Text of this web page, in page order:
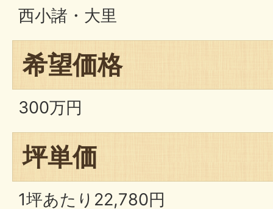
西小諸・大里
希望価格
300万円
坪単価
1坪あたり22,780円